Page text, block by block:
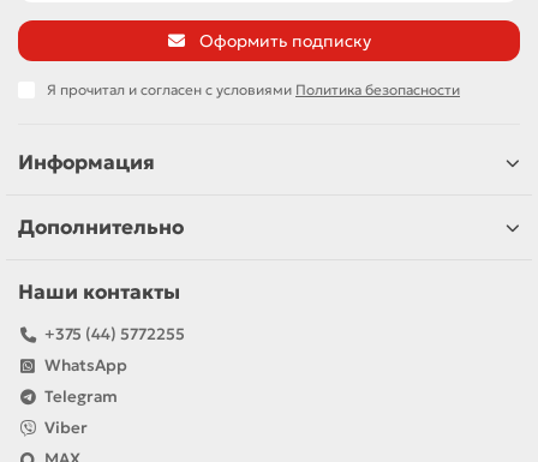
Оформить подписку
Я прочитал и согласен с условиями Политика безопасности
Информация
Дополнительно
Наши контакты
+375 (44) 5772255
WhatsApp
Telegram
Viber